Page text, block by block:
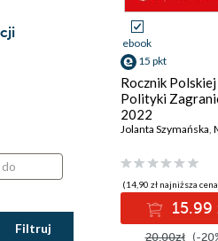
ebook
15 pkt
Rocznik Polskiej
Polityki
2022
Jolanta Szymańska,
(14,90 zł najniższa
15.99
20.00zł (-